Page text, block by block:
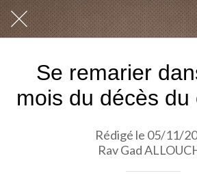
Se remarier
mois du décès du
Rédigé le 05/11/
Rav Gad